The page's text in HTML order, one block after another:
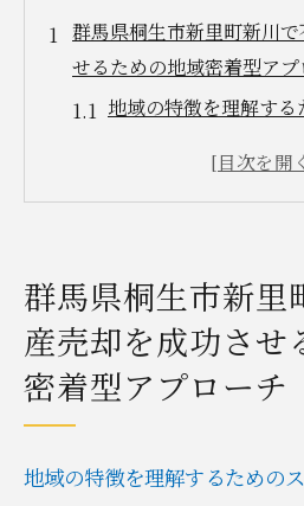
群馬県桐生市新里町新川
せるための地域密着型アプ
地域の特徴を理解す
地元の不動産トレンド
地域に特化したマーケ
不動産売却の成功に
新里町新川における不動産
を徹底解説
群馬県桐生市新里
産売却を成功させ
密着型アプローチ
地域の特徴を理解するための